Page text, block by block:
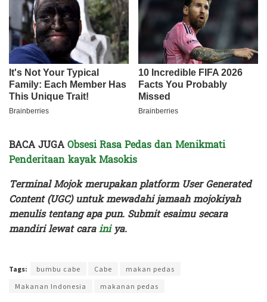
BACA JUGAObsesi Rasa Pedas dan Menikmati
Penderitaan kayak Masokis
Terminal Mojok merupakan platform User Generated
Content (UGC) untuk mewadahi jamaah mojokiyah
menulis tentang apa pun. Submit esaimu secara
mandiri lewat carainiya.
Tags: bumbu cabe Cabe
makan pedas
Makanan Indonesia
makanan pedas